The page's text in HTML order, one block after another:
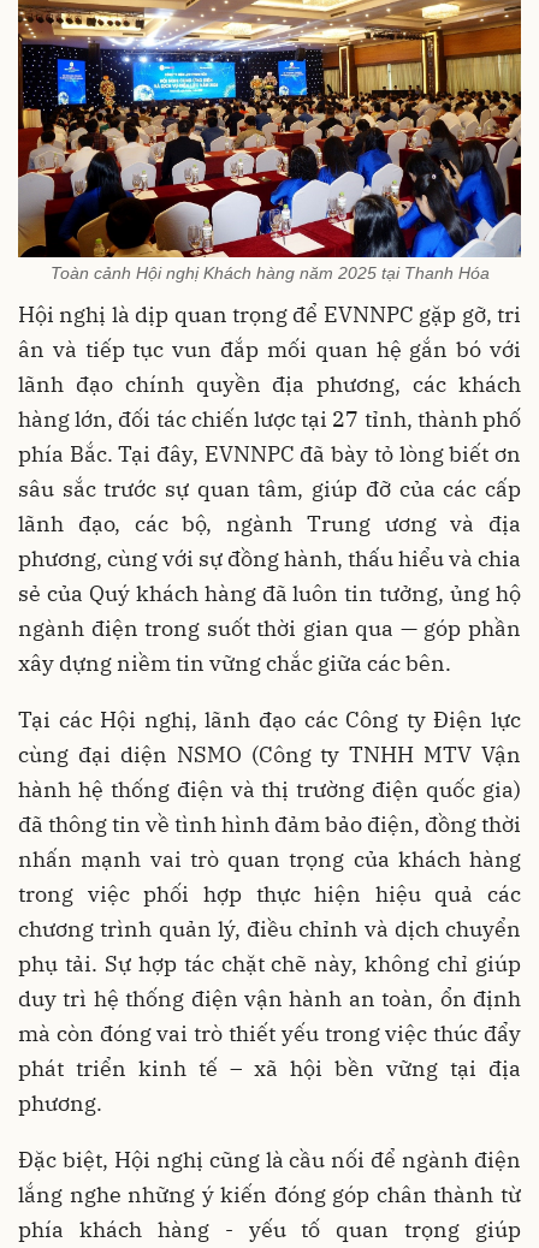
Toàn cảnh Hội nghị Khách hàng năm 2025 tại Thanh Hóa
Hội nghị là dịp quan trọng để EVNNPC gặp gỡ, tri
ân và tiếp tục vun đắp mối quan hệ gắn bó với
lãnh đạo chính quyền địa phương, các khách
hàng lớn, đối tác chiến lược tại 27 tỉnh, thành phố
phía Bắc. Tại đây, EVNNPC đã bày tỏ lòng biết ơn
sâu sắc trước sự quan tâm, giúp đỡ của các cấp
lãnh đạo, các bộ, ngành Trung ương và địa
phương, cùng với sự đồng hành, thấu hiểu và chia
sẻ của Quý khách hàng đã luôn tin tưởng, ủng hộ
ngành điện trong suốt thời gian qua — góp phần
xây dựng niềm tin vững chắc giữa các bên.
Tại các Hội nghị, lãnh đạo các Công ty Điện lực
cùng đại diện NSMO (Công ty TNHH MTV Vận
hành hệ thống điện và thị trường điện quốc gia)
đã thông tin về tình hình đảm bảo điện, đồng thời
nhấn mạnh vai trò quan trọng của khách hàng
trong việc phối hợp thực hiện hiệu quả các
chương trình quản lý, điều chỉnh và dịch chuyển
phụ tải. Sự hợp tác chặt chẽ này, không chỉ giúp
duy trì hệ thống điện vận hành an toàn, ổn định
mà còn đóng vai trò thiết yếu trong việc thúc đẩy
phát triển kinh tế – xã hội bền vững tại địa
phương.
Đặc biệt, Hội nghị cũng là cầu nối để ngành điện
lắng nghe những ý kiến đóng góp chân thành từ
phía khách hàng - yếu tố quan trọng giúp